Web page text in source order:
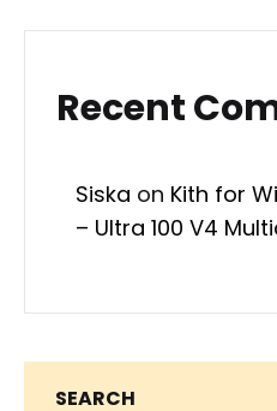
Recent
Siska on Kith for
– Ultra 100 V4
SEARCH